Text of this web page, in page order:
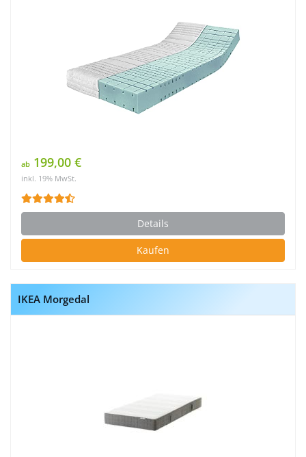
ab 199,00 €
inkl. 19% MwSt.
Details
Kaufen
IKEA Morgedal